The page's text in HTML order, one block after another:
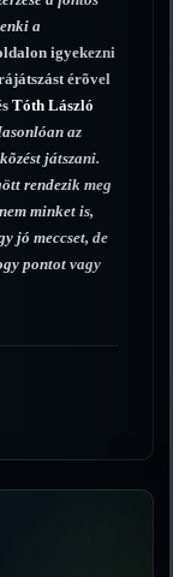
a
igyekezni
érõvel
Tóth László
az
játszani.
rendezik meg
minket is,
jó meccset, de
pontot vagy